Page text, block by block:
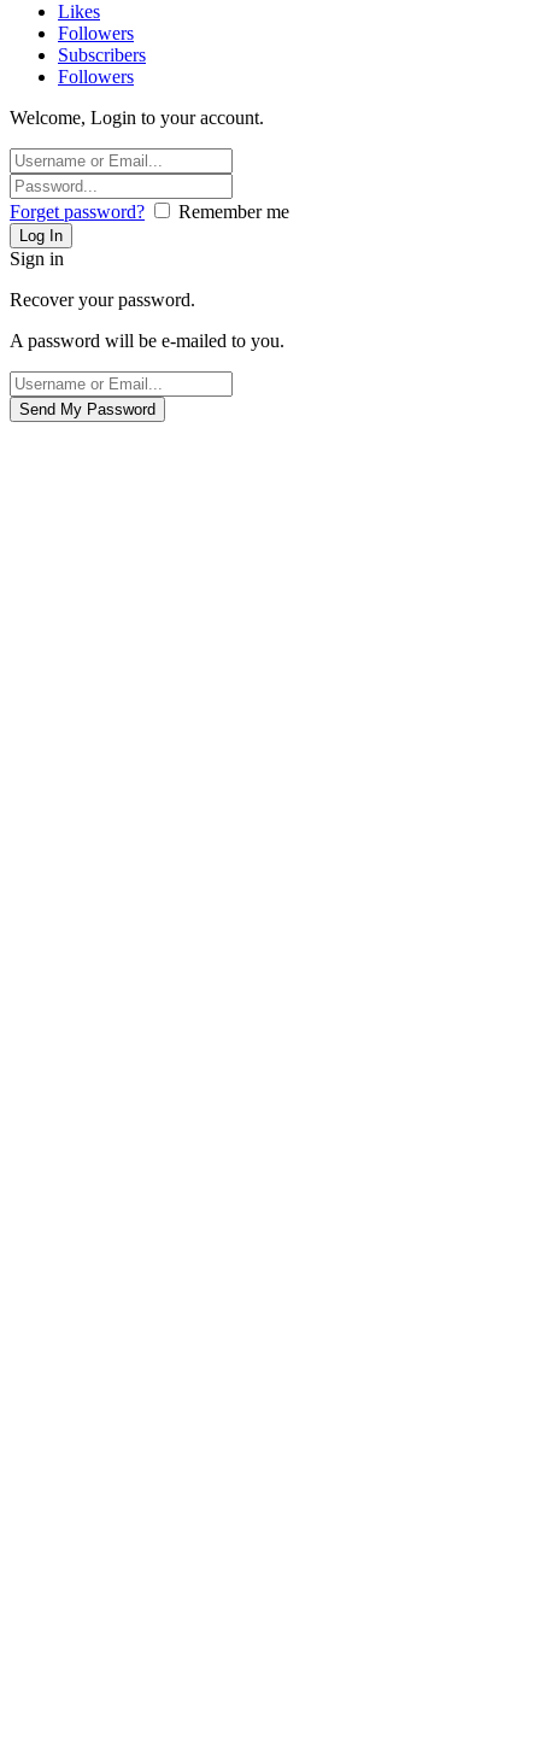
Likes
Followers
Subscribers
Followers
Welcome, Login to your account.
Forget password? Remember me
Sign in
Recover your password.
A password will be e-mailed to you.